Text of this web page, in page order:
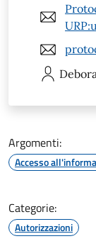
Argomenti:
Accesso
Categorie:
Autorizzazioni